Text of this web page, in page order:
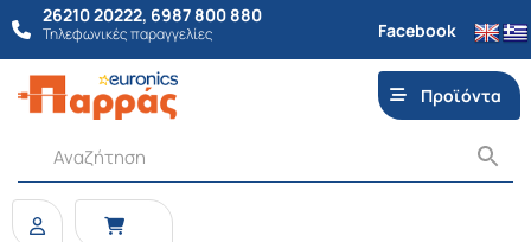
26210 20222, 6987 800 880
Τηλεφωνικές παραγγελίες Facebook
Προϊόντα